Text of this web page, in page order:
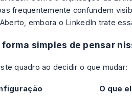
frequentemente confundem
embora o LinkedIn trate
forma simples de pensar
quadro ao decidir o que mudar:
O que